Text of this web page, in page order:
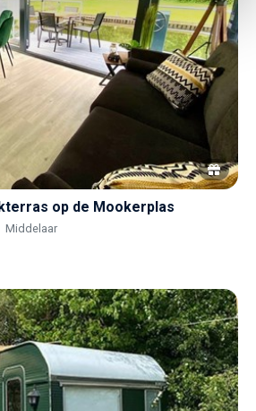
op de Mookerplas
Middelaar